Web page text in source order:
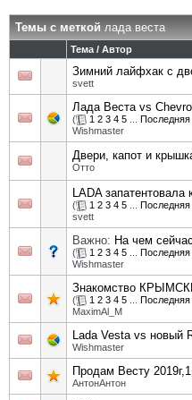
Темы с меткойлада веста
Тема / Автор
Зимний лайфхак с
svett
Лада Веста vs
( 1 2 3 4 5 Последняя
Wishmaster
Двери, капот и
Отто
LADA
( 1 2 3 4 5 Последняя
svett
Важно: На чем
( 1 2 3 4 5 Последняя
Wishmaster
Знакомство
( 1 2 3 4 5 Последняя
MaximAl_M
Lada Vesta vs новый
Wishmaster
Продам Весту
АнтонАнтон